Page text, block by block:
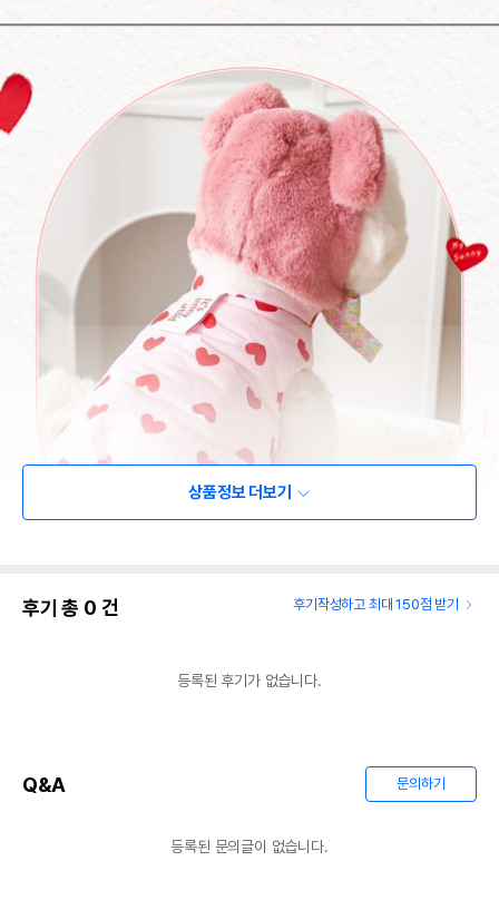
상품정보 더보기
후기 총 0 건 후기작성하고 최대 150점 받기
등록된 후기가 없습니다.
Q&A 문의하기
등록된 문의글이 없습니다.